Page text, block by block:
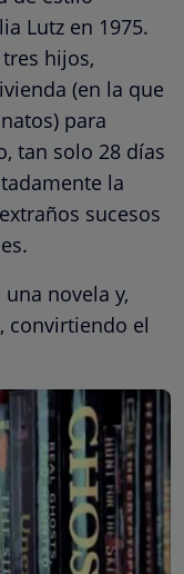
Lutz en 1975.
hijos,
(en la que
para
tan solo 28 días
la
sucesos
novela y,
convirtiendo el